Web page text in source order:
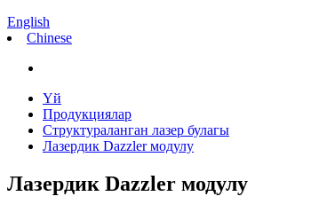
English
Chinese
Үй
Продукциялар
Структураланган лазер булагы
Лазердик Dazzler модулу
Лазердик Dazzler модулу